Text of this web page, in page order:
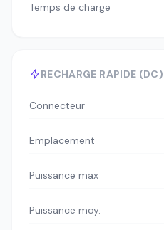
Temps de charge
RECHARGE RAPIDE (DC)
Connecteur
Emplacement
Puissance max
Puissance moy.